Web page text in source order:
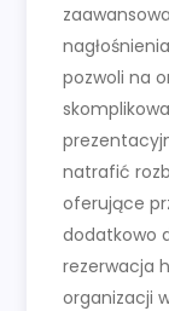
pozwoli na
natrafić
oferujące
dodatkowo
rezerwacja
organizacji